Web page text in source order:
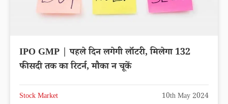
IPO GMP | पहले दिन लगेगी लॉटरी, मिलेगा 132
फीसदी तक का रिटर्न, मौका न चूकें
Stock Market 10th May 2024